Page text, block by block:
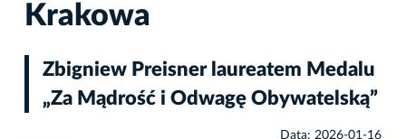
Krakowa
Zbigniew Preisner laureatem Medalu
„Za Mądrość i Odwagę Obywatelską”
Data: 2026-01-16